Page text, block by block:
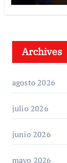
Archives
agosto 2026
julio 2026
junio 2026
mayo 2026